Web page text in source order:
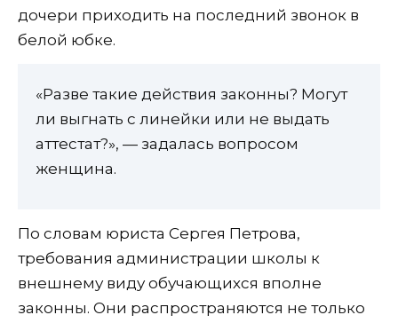
дочери приходить на последний звонок в
белой юбке.
«Разве такие действия законны? Могут
ли выгнать с линейки или не выдать
аттестат?», — задалась вопросом
женщина.
По словам юриста Сергея Петрова,
требования администрации школы к
внешнему виду обучающихся вполне
законны. Они распространяются не только